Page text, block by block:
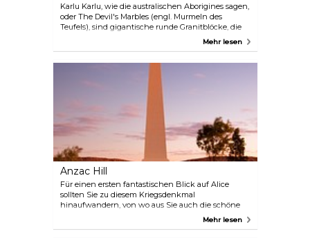
Karlu Karlu, wie die australischen Aborigines sagen,
oder The Devil's Marbles (engl. Murmeln des
Teufels), sind gigantische runde Granitblöcke, die
sich über ein Tal verteilen. Sie sind eine der
Jahr über zu erleben, bieten Ranger zwischen Mai
Mehr lesen
Anzac Hill
Für einen ersten fantastischen Blick auf Alice
sollten Sie zu diesem Kriegsdenkmal
hinaufwandern, von wo aus Sie auch die schöne
Umgebung der Stadt genießen können. Dieser
Mehr lesen